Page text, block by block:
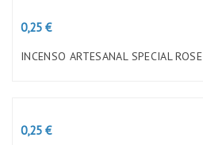
Preço
0,25 €
INCENSO ARTESANAL SPECIAL ROSE
Preço
0,25 €